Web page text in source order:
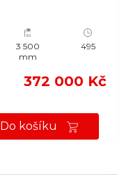
3 500
mm
495
372 000 Kč
Do košíku